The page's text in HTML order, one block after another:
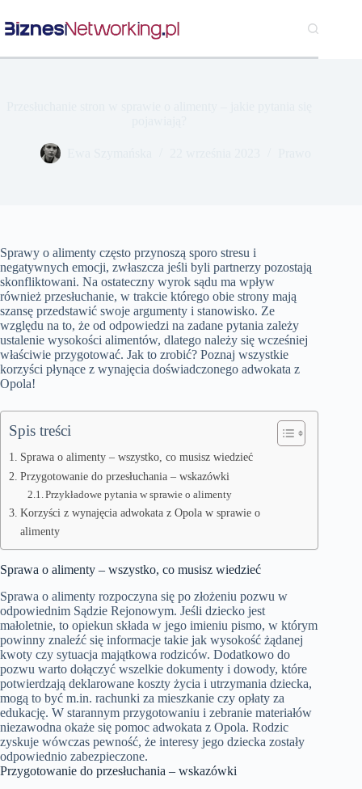
do
treści
Sprawy o alimenty często przynoszą sporo stresu i
negatywnych emocji, zwłaszcza jeśli byli partnerzy pozostają
skonfliktowani. Na ostateczny wyrok sądu ma wpływ
również przesłuchanie, w trakcie którego obie strony mają
szansę przedstawić swoje argumenty i stanowisko. Ze
względu na to, że od odpowiedzi na zadane pytania zależy
ustalenie wysokości alimentów, dlatego należy się wcześniej
właściwie przygotować. Jak to zrobić? Poznaj wszystkie
korzyści płynące z wynajęcia doświadczonego adwokata z
Opola!
Spis treści
Sprawa o alimenty – wszystko, co musisz wiedzieć
Przygotowanie do przesłuchania – wskazówki
Przykładowe pytania w sprawie o alimenty
Korzyści z wynajęcia adwokata z Opola w sprawie o
alimenty
Sprawa o alimenty – wszystko, co musisz wiedzieć
Sprawa o alimenty rozpoczyna się po złożeniu pozwu w
odpowiednim Sądzie Rejonowym. Jeśli dziecko jest
małoletnie, to opiekun składa w jego imieniu pismo, w którym
powinny znaleźć się informacje takie jak wysokość żądanej
kwoty czy sytuacja majątkowa rodziców. Dodatkowo do
pozwu warto dołączyć wszelkie dokumenty i dowody, które
potwierdzają deklarowane koszty życia i utrzymania dziecka,
mogą to być m.in. rachunki za mieszkanie czy opłaty za
edukację. W starannym przygotowaniu i zebranie materiałów
niezawodna okaże się pomoc adwokata z Opola. Rodzic
zyskuje wówczas pewność, że interesy jego dziecka zostały
odpowiednio zabezpieczone.
Przygotowanie do przesłuchania – wskazówki